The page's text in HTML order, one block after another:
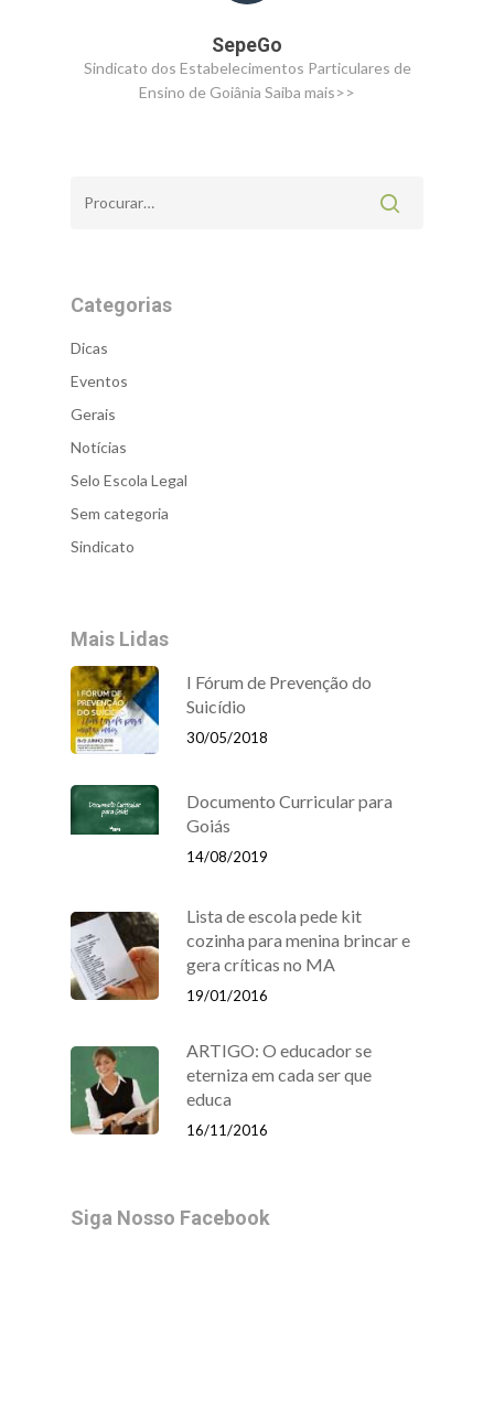
SepeGo
Sindicato dos Estabelecimentos Particulares de
Ensino de Goiânia Saiba mais>>
Categorias
Dicas
Eventos
Gerais
Notícias
Selo Escola Legal
Sem categoria
Sindicato
Mais Lidas
I Fórum de Prevenção do
Suicídio
30/05/2018
Documento Curricular para
Goiás
14/08/2019
Lista de escola pede kit
cozinha para menina brincar e
gera críticas no MA
19/01/2016
ARTIGO: O educador se
eterniza em cada ser que
educa
16/11/2016
Siga Nosso Facebook